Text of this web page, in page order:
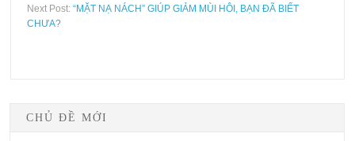
Next Post:“MẶT NẠ NÁCH” GIÚP GIẢM MÙI HÔI, BẠN ĐÃ BIẾT
CHƯA?
CHỦ ĐỀ MỚI